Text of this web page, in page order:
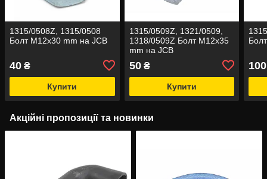
1315/0508Z, 1315/0508
Болт M12x30 mm на JCB
40 ₴
Купити
1315/0509Z, 1321/0509,
1318/0509Z Болт M12x35
mm на JCB
50₴
Купити
100
Акційні пропозиції та новинки